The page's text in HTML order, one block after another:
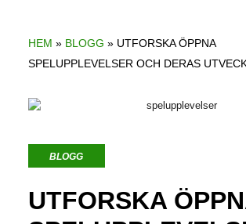
HEM » BLOGG » UTFORSKA ÖPPNA
SPELUPPLEVELSER OCH DERAS
BLOGG
UTFORSKA